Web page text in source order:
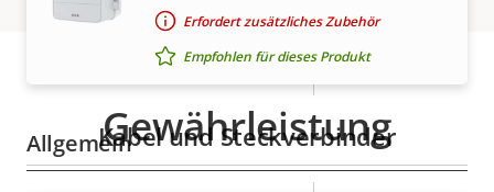
Secure keystore
Secure
Allgemein
Erfordert zusätzliches Zubehör
Empfohlen für dieses Produkt
Kabel und Steckverbinder
Gewährleistung